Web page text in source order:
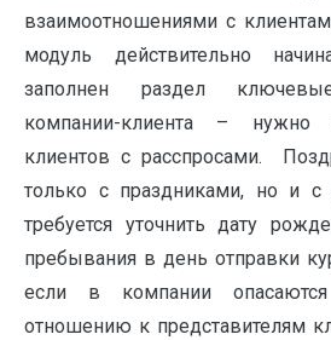
взаимоотношениями с
модуль действительно
заполнен раздел
компании-клиента – нужно
клиентов с расспросами.
только с праздниками, но и
требуется уточнить дату
пребывания в день отправки
если в компании
отношению к представителям